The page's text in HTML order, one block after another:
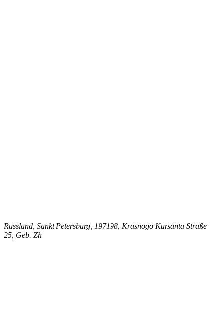
Russland, Sankt Petersburg, 197198, Krasnogo Kursanta Straße
25, Geb. Zh